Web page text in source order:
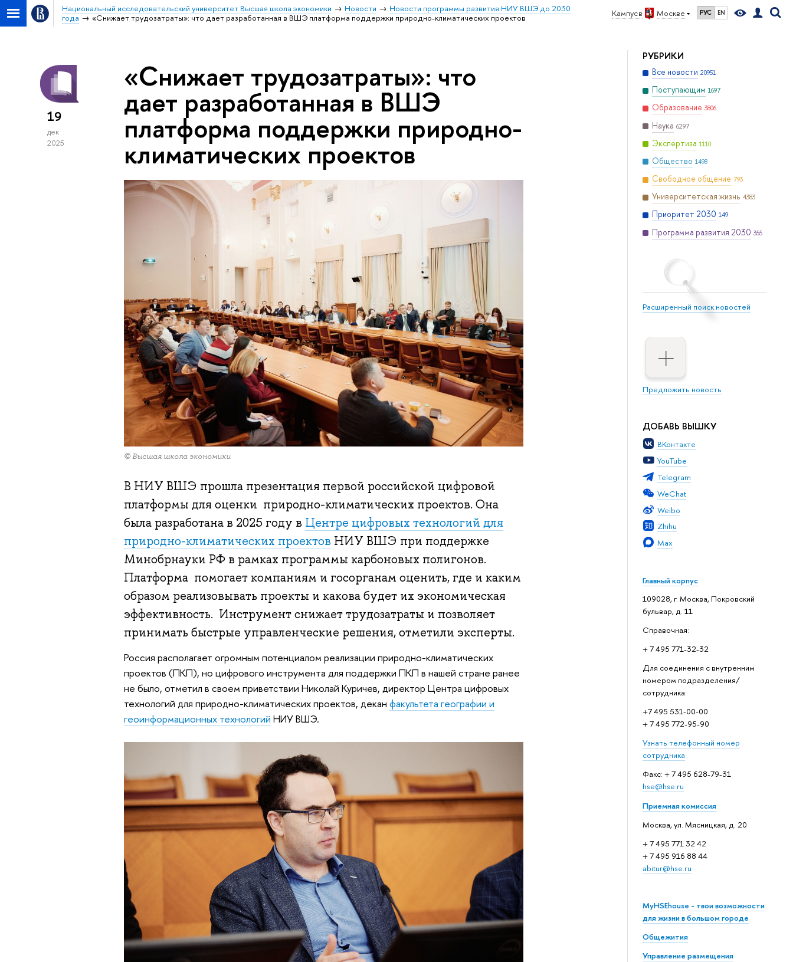
Кампус в Москве РУС EN
Национальный исследовательский университет Высшая школа экономики Новости
Новости программы развития НИУ ВШЭ до 2030
года
«Снижает трудозатраты»: что дает разработанная в ВШЭ платформа поддержки природно-климатических проектов
РУБРИКИ
Все новости 20951
Поступающим 1697
Образование 3806
Наука 6297
Экспертиза 1110
Общество 1498
Свободное общение 793
Университетская жизнь 4383
Приоритет 2030 149
Программа развития 2030 355
Расширенный поиск новостей
Предложить новость
ДОБАВЬ ВЫШКУ
ВКонтакте
YouTube
Telegram
WeChat
Weibo
Zhihu
Max
Главный корпус
109028, г. Москва, Покровский
бульвар, д. 11
Справочная:
+ 7 495 771-32-32
Для соединения с внутренним
номером подразделения/
сотрудника:
+7 495 531-00-00
+ 7 495 772-95-90
Узнать телефонный номер
сотрудника
Факс: + 7 495 628-79-31
hse@hse.ru
Приемная комиссия
Москва, ул. Мясницкая, д. 20
+ 7 495 771 32 42
+ 7 495 916 88 44
abitur@hse.ru
MyHSEhouse - твои возможности
для жизни в большом городе
Общежития
Управление размещения
19
дек
2025
«Снижает трудозатраты»: что
дает разработанная в ВШЭ
платформа поддержки природно-
климатических проектов
© Высшая школа экономики
В НИУ ВШЭ прошла презентация первой российской цифровой
платформы для оценки природно-климатических проектов. Она
была разработана в 2025 году в Центре цифровых технологий для
природно-климатических проектов НИУ ВШЭ при поддержке
Минобрнауки РФ в рамках программы карбоновых полигонов.
Платформа помогает компаниям и госорганам оценить, где и каким
образом реализовывать проекты и какова будет их экономическая
эффективность. Инструмент снижает трудозатраты и позволяет
принимать быстрые управленческие решения, отметили эксперты.
Россия располагает огромным потенциалом реализации природно-климатических
проектов (ПКП), но цифрового инструмента для поддержки ПКП в нашей стране ранее
не было, отметил в своем приветствии Николай Куричев, директор Центра цифровых
технологий для природно-климатических проектов, декан факультета географии и
геоинформационных технологий НИУ ВШЭ.